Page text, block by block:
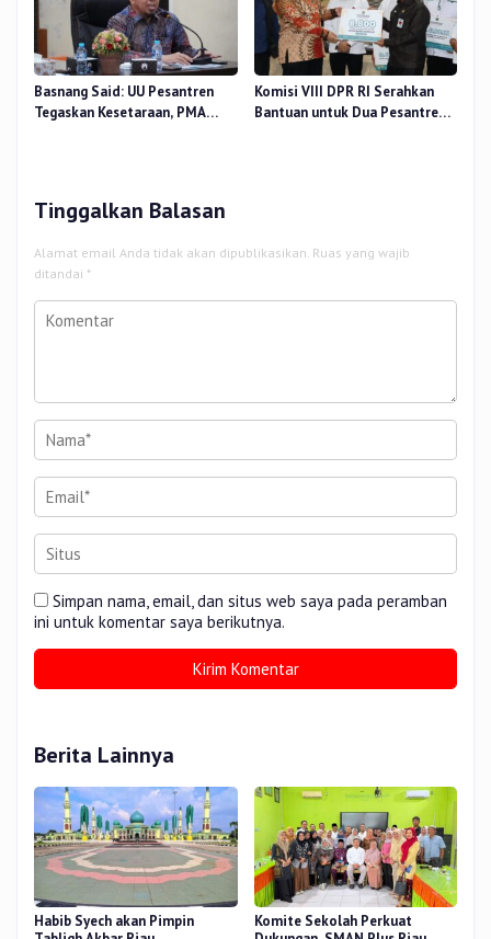
Basnang Said: UU Pesantren
Tegaskan Kesetaraan, PMA
Komisi VIII DPR RI Serahkan
Bantuan untuk Dua Pesantren
Tinggalkan Balasan
Alamat email Anda tidak akan dipublikasikan. Ruas yang wajib
ditandai *
Simpan nama, email, dan situs web saya pada peramban
ini untuk komentar saya berikutnya.
Berita Lainnya
Habib Syech akan Pimpin
Komite Sekolah Perkuat